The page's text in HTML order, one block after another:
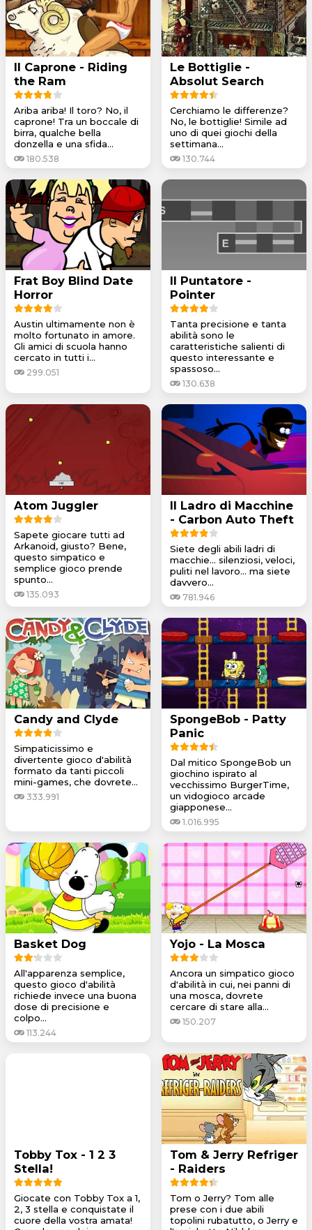
Il Caprone - Riding
the Ram
Ariba ariba! Il toro? No, il
caprone! Tra un boccale di
birra, qualche bella
donzella e una sfida...
180.538
Le Bottiglie -
Absolut Search
Cerchiamo le differenze?
No, le bottiglie! Simile ad
uno di quei giochi della
settimana...
130.744
Frat Boy Blind Date
Horror
Austin ultimamente non è
molto fortunato in amore.
Gli amici di scuola hanno
cercato in tutti i...
299.051
Il Puntatore -
Pointer
Tanta precisione e tanta
abilità sono le
caratteristiche salienti di
questo interessante e
spassoso...
130.638
Atom Juggler
Sapete giocare tutti ad
Arkanoid, giusto? Bene,
questo simpatico e
semplice gioco prende
spunto...
135.093
Il Ladro di Macchine
- Carbon Auto Theft
Siete degli abili ladri di
macchie... silenziosi, veloci,
puliti nel lavoro... ma siete
davvero...
781.946
Candy and Clyde
Simpaticissimo e
divertente gioco d'abilità
formato da tanti piccoli
mini-games, che dovrete...
333.991
SpongeBob - Patty
Panic
Dal mitico SpongeBob un
giochino ispirato al
vecchissimo BurgerTime,
un vidogioco arcade
giapponese...
1.016.995
Basket Dog
All'apparenza semplice,
questo gioco d'abilità
richiede invece una buona
dose di precisione e
colpo...
113.244
Yojo - La Mosca
Ancora un simpatico gioco
d'abilità in cui, nei panni di
una mosca, dovrete
cercare di stare alla...
150.207
Tobby Tox - 1 2 3
Stella!
Giocate con Tobby Tox a 1,
2, 3 stella e conquistate il
cuore della vostra amata!
Tom & Jerry Refriger
- Raiders
Tom o Jerry? Tom alle
prese con i due abili
topolini rubatutto, o Jerry e